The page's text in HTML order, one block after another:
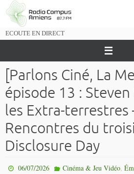
Passer
vers
ECOUTE EN DIRECT
[Parlons Ciné, La
épisode 13 :
les Extra-terrestres
Rencontres du
Disclosure Day
06/07/2026 Cinéma & Jeu Vidéo,